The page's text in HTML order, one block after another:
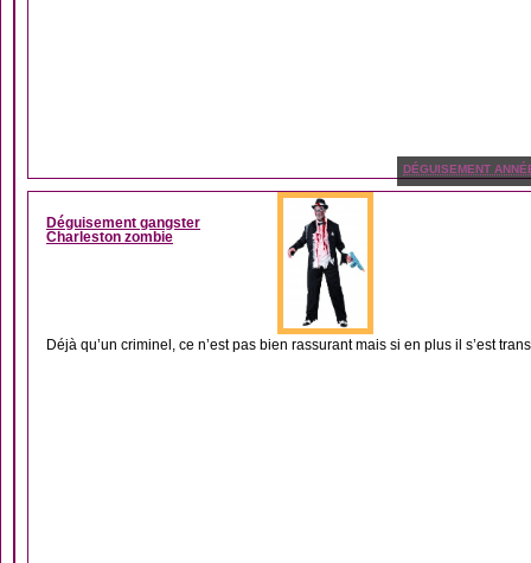
DÉGUISEMENT
Déguisement gangster
Charleston zombie
Déjà qu’un criminel, ce n’est pas bien rassurant mais si en plus il s’est